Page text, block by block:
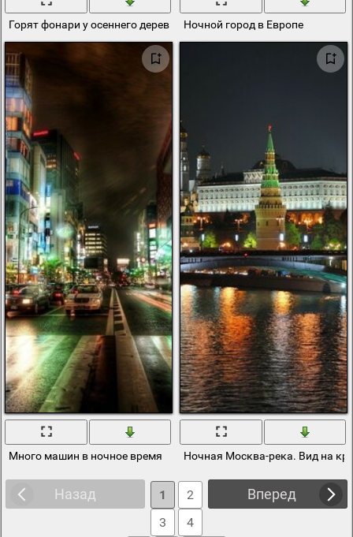
Горят фонари у осеннего дерева в городе ночном
Ночной город в Европе
Много машин в ночное время Ночная Москва-река. Вид на
Назад Вперед
1
2
3
4